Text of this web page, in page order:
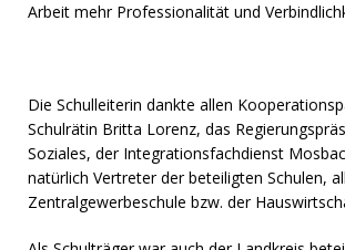
Arbeit mehr Professionalität und
Die Schulleiterin dankte allen
Schulrätin Britta Lorenz, das
Soziales, der Integrationsfachdienst
natürlich Vertreter der beteiligten Schulen,
Zentralgewerbeschule bzw. der